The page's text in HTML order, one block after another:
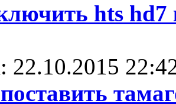
hts hd7
22.10.2015